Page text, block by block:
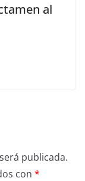
al
publicada.
con *